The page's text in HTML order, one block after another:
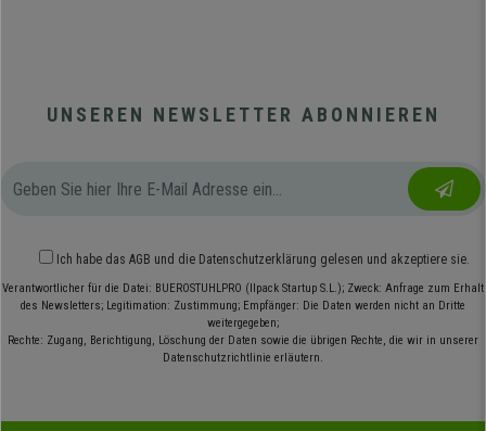
UNSEREN NEWSLETTER ABONNIEREN
Ich habe das AGB und die Datenschutzerklärung gelesen und akzeptiere sie.
Verantwortlicher für die Datei: BUEROSTUHLPRO (Ilpack Startup S.L.); Zweck: Anfrage zum Erhalt
des Newsletters; Legitimation: Zustimmung; Empfänger: Die Daten werden nicht an Dritte
weitergegeben;
Rechte: Zugang, Berichtigung, Löschung der Daten sowie die übrigen Rechte, die wir in unserer
Datenschutzrichtlinie erläutern.